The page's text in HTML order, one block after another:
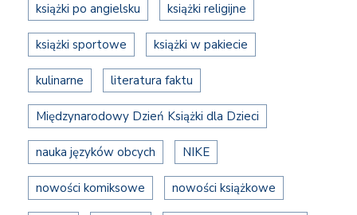
książki po angielsku książki religijne
książki sportowe książki w pakiecie
kulinarne literatura faktu
Międzynarodowy Dzień Książki dla Dzieci
nauka języków obcych NIKE
nowości komiksowe nowości książkowe